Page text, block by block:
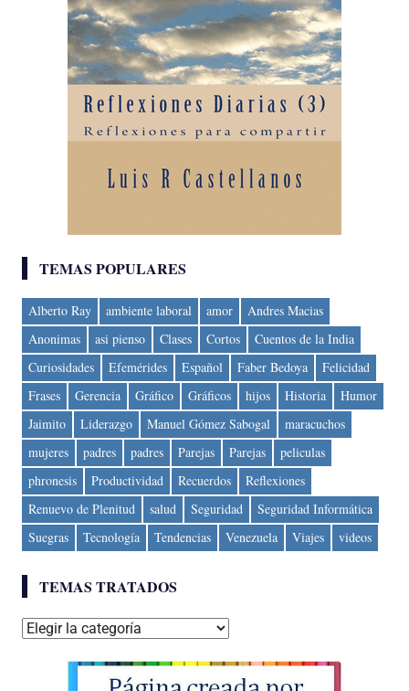
TEMAS POPULARES
Alberto Ray ambiente laboral amor
Andres Macias
Anonimas
asi pienso Clases Cortos
Cuentos de la India
Curiosidades
Efemérides Español Faber Bedoya
Felicidad
Frases
Gerencia Gráfico Gráficos hijos Historia
Humor
Jaimito
Liderazgo Manuel Gómez Sabogal
maracuchos
mujeres
padres padres Parejas Parejas
peliculas
phronesis
Productividad Recuerdos
Reflexiones
Renuevo de Plenitud
salud Seguridad
Seguridad Informática
Suegras
Tecnología Tendencias Venezuela Viajes videos
TEMAS TRATADOS
Temas